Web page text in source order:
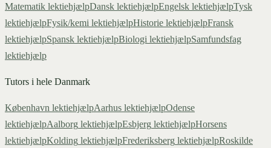
Matematik lektiehjælpDansk lektiehjælpEngelsk lektiehjælpTysk
lektiehjælpFysik/kemi lektiehjælpHistorie lektiehjælpFransk
lektiehjælpSpansk lektiehjælpBiologi lektiehjælpSamfundsfag
lektiehjælp
Tutors i hele Danmark
København lektiehjælpAarhus lektiehjælpOdense
lektiehjælpAalborg lektiehjælpEsbjerg lektiehjælpHorsens
lektiehjælpKolding lektiehjælpFrederiksberg lektiehjælpRoskilde